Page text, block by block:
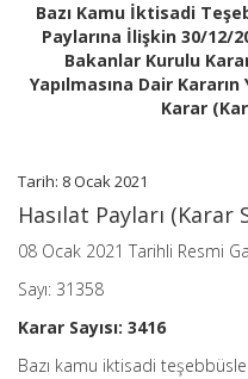
Dair
Kararın
Yürürlüğe
Konulması
Hakkında
3416)
için
Bazı Kamu İktisadi
Paylarına İlişkin 30/12/
Bakanlar Kurulu
Yapılmasına Dair
Karar
Tarih: 8 Ocak 2021
Hasılat Payları (Karar
08 Ocak 2021 Tarihli Resmi
Sayı: 31358
Karar Sayısı: 3416
Bazı kamu iktisadi